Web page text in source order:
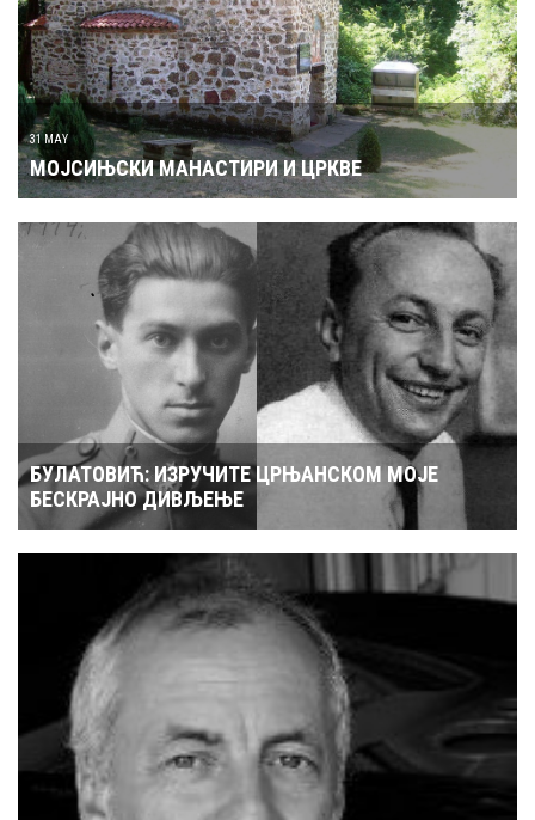
31 MAY
МОЈСИЊСКИ МАНАСТИРИ И ЦРКВЕ
БУЛАТОВИЋ: ИЗРУЧИТЕ ЦРЊАНСКОМ МОЈЕ
БЕСКРАЈНО ДИВЉЕЊЕ